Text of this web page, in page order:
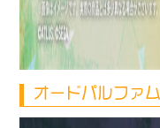
オードパルファ